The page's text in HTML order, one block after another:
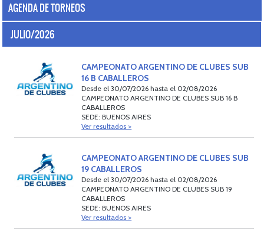
AGENDA DE TORNEOS
JULIO/2026
CAMPEONATO ARGENTINO DE CLUBES SUB
16 B CABALLEROS
Desde el 30/07/2026 hasta el 02/08/2026
CAMPEONATO ARGENTINO DE CLUBES SUB 16 B
CABALLEROS
SEDE: BUENOS AIRES
Ver resultados >
CAMPEONATO ARGENTINO DE CLUBES SUB
19 CABALLEROS
Desde el 30/07/2026 hasta el 02/08/2026
CAMPEONATO ARGENTINO DE CLUBES SUB 19
CABALLEROS
SEDE: BUENOS AIRES
Ver resultados >